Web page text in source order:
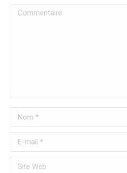
Commentaire
Nom *
E-mail *
Site Web